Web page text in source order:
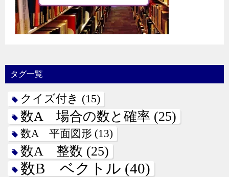
タグ一覧
クイズ付き (15)
数A 場合の数と確率 (25)
数A 平面図形 (13)
数A 整数 (25)
数B ベクトル (40)